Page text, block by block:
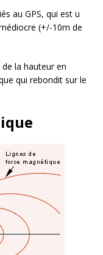
au GPS, qui est u
(+/-10m de
la hauteur en
qui rebondit sur le